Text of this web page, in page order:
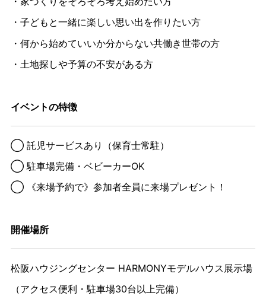
・子どもと一緒に楽しい思い出を作りたい方
・何から始めていいか分からない共働き世帯の方
・土地探しや予算の不安がある方
イベントの特徴
◯ 託児サービスあり（保育士常駐）
◯ 駐車場完備・ベビーカーOK
◯ 《来場予約で》参加者全員に来場プレゼント！
開催場所
松阪ハウジングセンター HARMONYモデルハウス展示場
（アクセス便利・駐車場30台以上完備）